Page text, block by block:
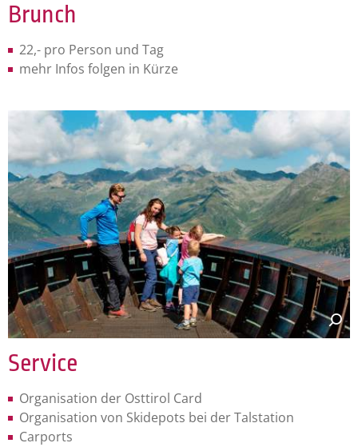
Brunch
22,- pro Person und Tag
mehr Infos folgen in Kürze
Service
Organisation der Osttirol Card
Organisation von Skidepots bei der Talstation
Carports